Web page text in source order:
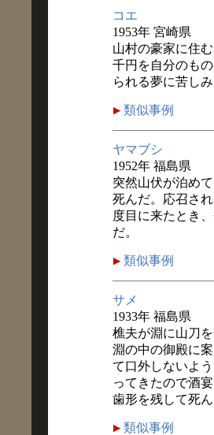
コエ
1953年 宮崎県
山村の豪家に住
千円を自分のも
られる夢に苦し
類似事例
ヤマブシ
1952年 福島県
突然山伏が泊め
死んだ。応召さ
度目に来たとき
だ。
類似事例
サメ
1933年 福島県
樵夫が淵に山刀
淵の中の御殿に
て口外しないよ
ってきたので酒
歯形を残して死ん
類似事例